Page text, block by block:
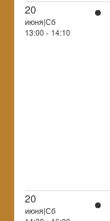
20
июня|Сб
13:00 - 14:10
20
июня|Сб